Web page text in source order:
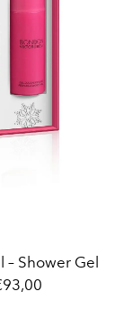
– Shower Gel